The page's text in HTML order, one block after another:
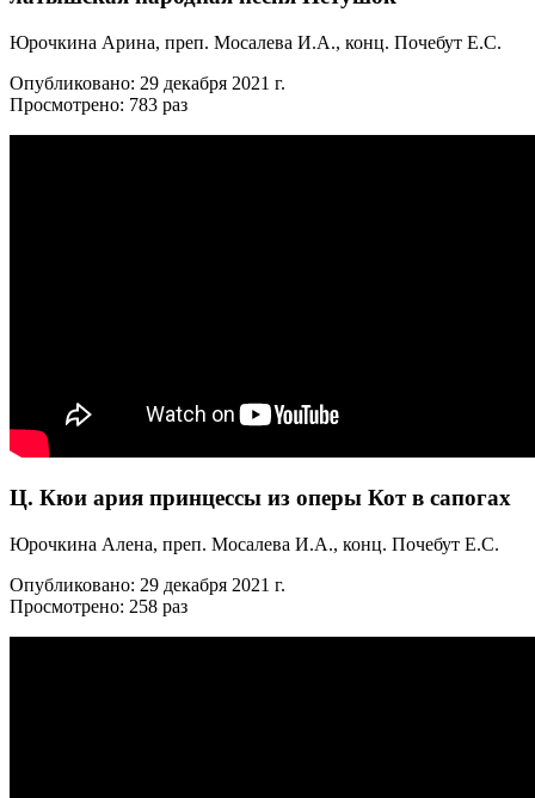
Юрочкина Арина, преп. Мосалева И.А., конц. Почебут Е.С.
Опубликовано: 29 декабря 2021 г.
Просмотрено: 783 раз
Ц. Кюи ария принцессы из оперы Кот в сапогах
Юрочкина Алена, преп. Мосалева И.А., конц. Почебут Е.С.
Опубликовано: 29 декабря 2021 г.
Просмотрено: 258 раз